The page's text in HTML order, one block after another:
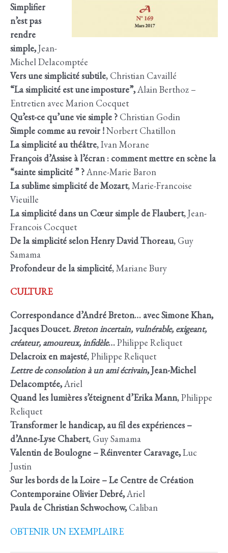
Simplifier
n’est pas
rendre
simple,Jean-
Michel Delacomptée
Vers une simplicité subtile, Christian Cavaillé
“La simplicité est une imposture”,Alain Berthoz –
Entretien avec Marion Cocquet
Qu’est-ce qu’une vie simple ? Christian Godin
Simple comme au revoir !Norbert Chatillon
La simplicité au théâtre, Ivan Morane
François d’Assise à l’écran : comment mettre en scène la
“sainte simplicité ” ?Anne-Marie Baron
La sublime simplicité de Mozart, Marie-Francoise
Vieuille
La simplicité dans un Cœur simple de Flaubert, Jean-
Francois Cocquet
De la simplicité selon Henry David Thoreau, Guy
Samama
Profondeur de la simplicité, Mariane Bury
CULTURE
Correspondance d’André Breton… avec Simone Khan,
Jacques Doucet. Breton incertain, vulnérable, exigeant,
créateur, amoureux, infidèle…Philippe Reliquet
Delacroix en majesté, Philippe Reliquet
Lettre de consolation à un ami écrivain, Jean-Michel
Delacomptée,Ariel
Quand les lumières s’éteignent d’Erika Mann, Philippe
Reliquet
Transformer le handicap, au fil des expériences –
d’Anne-Lyse Chabert, Guy Samama
Valentin de Boulogne – Réinventer Caravage,Luc
Justin
Sur les bords de la Loire – Le Centre de Création
Contemporaine Olivier Debré,Ariel
Paula de Christian Schwochow,Caliban
OBTENIR UN EXEMPLAIRE